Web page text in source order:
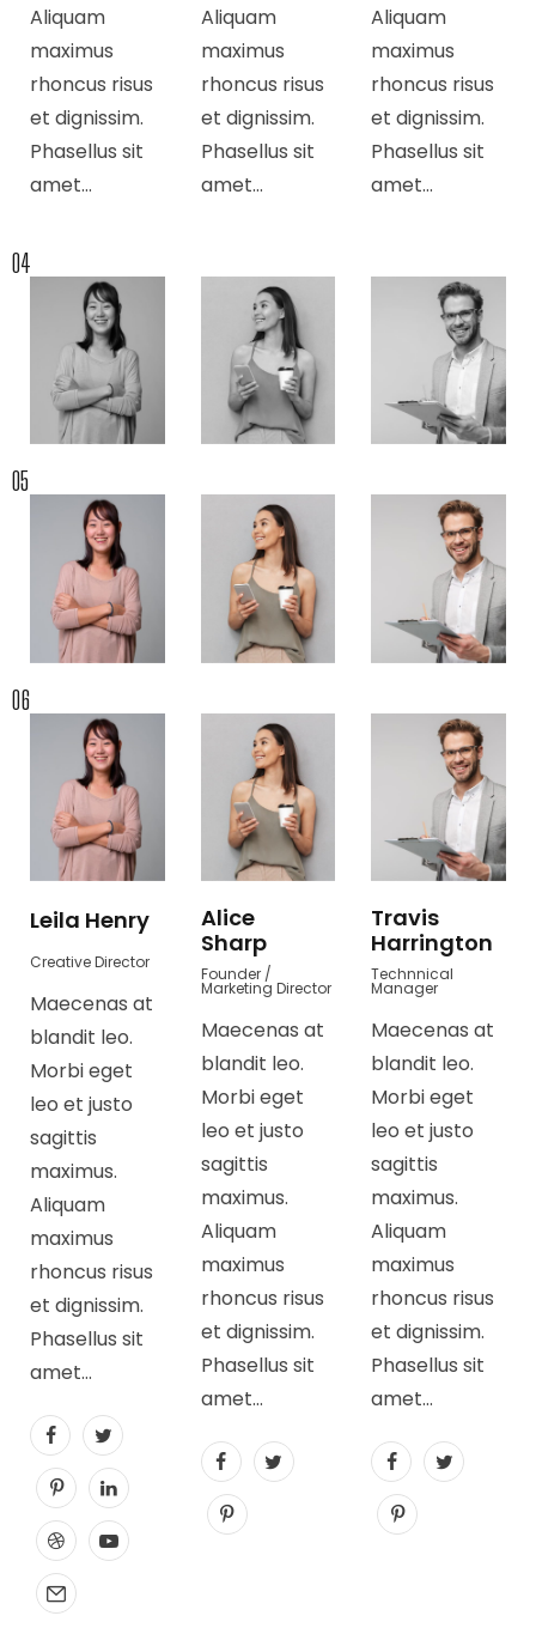
Aliquam
maximus
rhoncus risus
et dignissim.
Phasellus sit
amet…
Aliquam
maximus
rhoncus risus
et dignissim.
Phasellus sit
amet…
Aliquam
maximus
rhoncus risus
et dignissim.
Phasellus sit
amet…
04
05
06
Leila Henry
Creative Director
Maecenas at
blandit leo.
Morbi eget
leo et justo
sagittis
maximus.
Aliquam
maximus
rhoncus risus
et dignissim.
Phasellus sit
amet…
Alice
Sharp
Founder /
Marketing Director
Maecenas at
blandit leo.
Morbi eget
leo et justo
sagittis
maximus.
Aliquam
maximus
rhoncus risus
et dignissim.
Phasellus sit
amet…
Travis
Harrington
Technnical
Manager
Maecenas at
blandit leo.
Morbi eget
leo et justo
sagittis
maximus.
Aliquam
maximus
rhoncus risus
et dignissim.
Phasellus sit
amet…